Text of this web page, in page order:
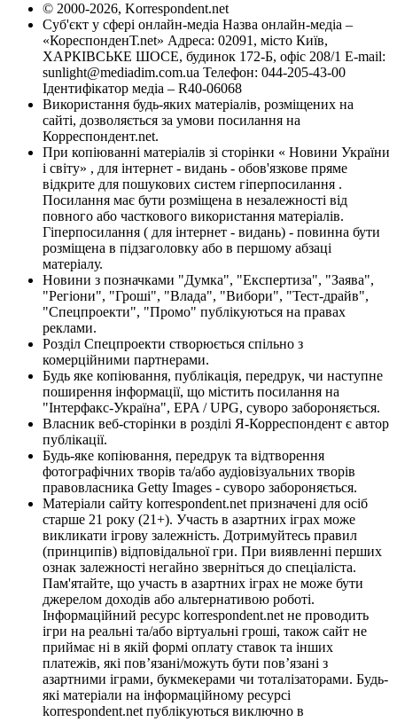
© 2000-2026, Korrespondent.net
Суб'єкт у сфері онлайн-медіа Назва онлайн-медіа –
«КореспонденТ.net» Адреса: 02091, місто Київ,
ХАРКІВСЬКЕ ШОСЕ, будинок 172-Б, офіс 208/1 E-mail:
sunlight@mediadim.com.ua Телефон: 044-205-43-00
Ідентифікатор медіа – R40-06068
Використання будь-яких матеріалів, розміщених на
сайті, дозволяється за умови посилання на
Корреспондент.net.
При копіюванні матеріалів зі сторінки « Новини України
і світу» , для інтернет - видань - обов'язкове пряме
відкрите для пошукових систем гіперпосилання .
Посилання має бути розміщена в незалежності від
повного або часткового використання матеріалів.
Гіперпосилання ( для інтернет - видань) - повинна бути
розміщена в підзаголовку або в першому абзаці
матеріалу.
Новини з позначками "Думка", "Експертиза", "Заява",
"Регіони", "Гроші", "Влада", "Вибори", "Тест-драйв",
"Спецпроекти", "Промо" публікуються на правах
реклами.
Розділ Спецпроекти створюється спільно з
комерційними партнерами.
Будь яке копіювання, публікація, передрук, чи наступне
поширення інформації, що містить посилання на
"Інтерфакс-Україна", EPA / UPG, суворо забороняється.
Власник веб-сторінки в розділі Я-Корреспондент є автор
публікації.
Будь-яке копіювання, передрук та відтворення
фотографічних творів та/або аудіовізуальних творів
правовласника Getty Images - суворо забороняється.
Матеріали сайту korrespondent.net призначені для осіб
старше 21 року (21+). Участь в азартних іграх може
викликати ігрову залежність. Дотримуйтесь правил
(принципів) відповідальної гри. При виявленні перших
ознак залежності негайно зверніться до спеціаліста.
Пам'ятайте, що участь в азартних іграх не може бути
джерелом доходів або альтернативою роботі.
Інформаційний ресурс korrespondent.net не проводить
ігри на реальні та/або віртуальні гроші, також сайт не
приймає ні в якій формі оплату ставок та інших
платежів, які пов’язані/можуть бути пов’язані з
азартними іграми, букмекерами чи тоталізаторами. Будь-
які матеріали на інформаційному ресурсі
korrespondent.net публікуються виключно в